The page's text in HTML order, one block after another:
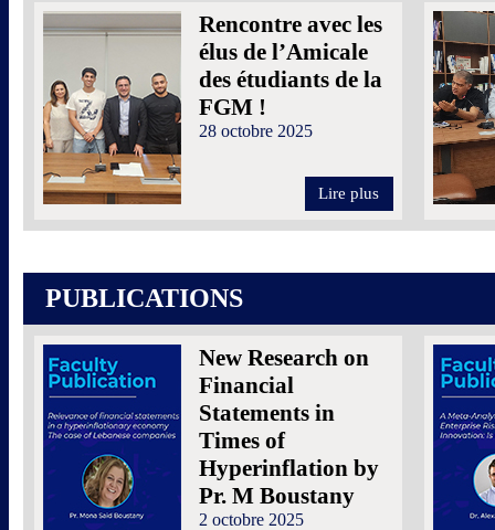
Rencontre avec les
élus de l’Amicale
des étudiants de la
FGM !
28 octobre 2025
Lire plus
PUBLICATIONS
New Research on
Financial
Statements in
Times of
Hyperinflation by
Pr. M Boustany
2 octobre 2025